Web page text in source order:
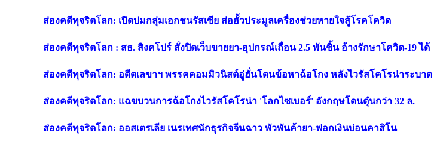
ส่องคดีทุจริตโลก: เปิดปมกลุ่มเอกชนรัสเซีย ส่อฮั้วประมูลเครื่องช่วยหายใจสู้โรคโควิด
ส่องคดีทุจริตโลก : สธ. สิงคโปร์ สั่งปิดเว็บขายยา-อุปกรณ์เถื่อน 2.5 พันชิ้น อ้างรักษาโควิด-19 ได้
ส่องคดีทุจริตโลก: อดีตเลขาฯ พรรคคอมมิวนิสต์อู่ฮั่นโดนข้อหาฉ้อโกง หลังไวรัสโคโรน่าระบาด
ส่องคดีทุจริตโลก: แฉขบวนการฉ้อโกงไวรัสโคโรน่า 'โลกไซเบอร์' อังกฤษโดนตุ๋นกว่า 32 ล.
ส่องคดีทุจริตโลก: ออสเตรเลีย เนรเทศนักธุรกิจจีนฉาว พัวพันค้ายา-ฟอกเงินบ่อนคาสิโน